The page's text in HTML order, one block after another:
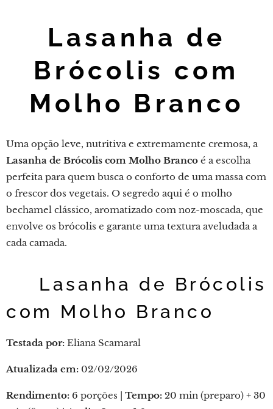
Lasanha de
Brócolis com
Molho Branco
Uma opção leve, nutritiva e extremamente cremosa, a
Lasanha de Brócolis com Molho Branco é a escolha
perfeita para quem busca o conforto de uma massa com
o frescor dos vegetais. O segredo aqui é o molho
bechamel clássico, aromatizado com noz-moscada, que
envolve os brócolis e garante uma textura aveludada a
cada camada.
🥦 Lasanha de Brócolis
com Molho Branco
Testada por: Eliana Scamaral
Atualizada em: 02/02/2026
Rendimento: 6 porções | Tempo: 20 min (preparo) + 30